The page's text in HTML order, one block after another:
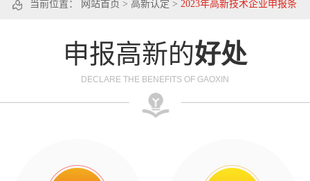
当前位置： 网站首页 > 高新认定 > 2023年高新技术企业申报条
申报高新的好处
DECLARE THE BENEFITS OF GAOXIN